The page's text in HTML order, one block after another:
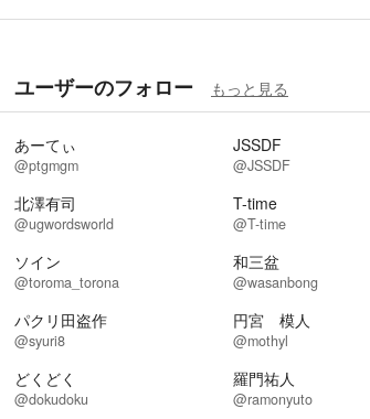
ユーザーのフォロー もっと見る
あーてぃ
@ptgmgm
JSSDF
@JSSDF
北澤有司
@ugwordsworld
T-time
@T-time
ソイン
@toroma_torona
和三盆
@wasanbong
パクリ田盗作
@syuri8
円宮 模人
@mothyl
どくどく
@dokudoku
羅門祐人
@ramonyuto